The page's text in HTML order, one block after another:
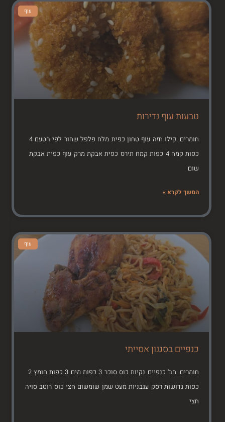
עוף
טבעות עוף נדירות
חומרים: קילו חזה עוף טחון כפית מלח פלפל שחור לפי הטעם 4
כפות קמח 4 כפות קמח תירס כפית אבקת מרק עוף כפית אבקת
שום
המשך לקרא »
עוף
כנפיים בסגנון אסייתי
חומרים: חב' כנפיים נקיות כוס סוכר 3 כפות מים 3 כפות חומץ 2
כפות גדושות רסק עגבניות מעט שמן שומשום חצי כוס רוטב סויה
חצי